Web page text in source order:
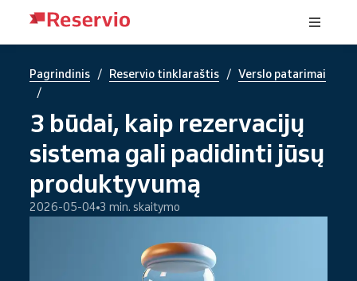
Pagrindinis / Reservio tinklaraštis / Verslo patarimai
/
3 būdai, kaip rezervacijų
sistema gali padidinti jūsų
produktyvumą
2026-05-04 3 min. skaitymo